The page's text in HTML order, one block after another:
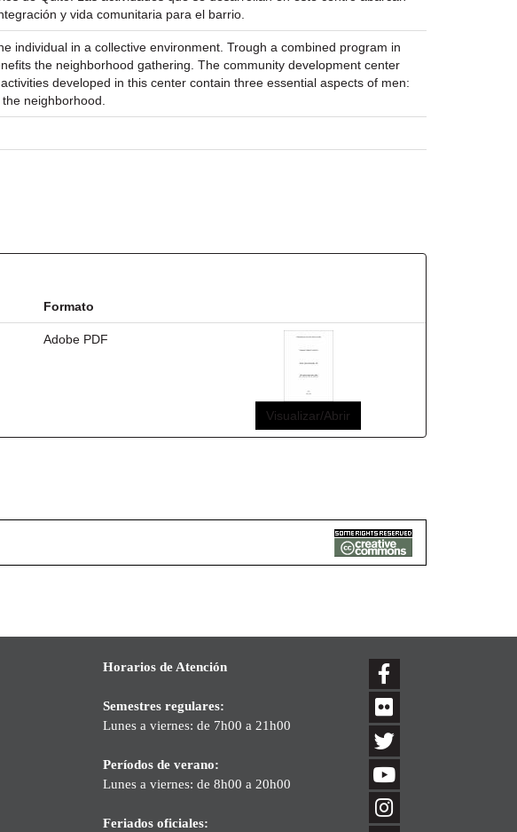
y vida comunitaria para el barrio.
individual in a collective environment. Trough a combined program in
the neighborhood gathering. The community development center
developed in this center contain three essential aspects of men:
neighborhood.
Formato
Adobe PDF
Visualizar/Abrir
Horarios de Atención
Semestres regulares:
Lunes a viernes: de 7h00 a 21h00
Períodos de verano:
Lunes a viernes: de 8h00 a 20h00
Feriados oficiales: